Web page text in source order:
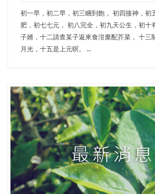
初一早，初二早，初三睏到飽， 初四接神，初
肥，初七七元， 初八完全，初九天公生，初十
子婿，十二請查某子返來食泔糜配芥菜， 十三
月光，十五是上元暝。 ...